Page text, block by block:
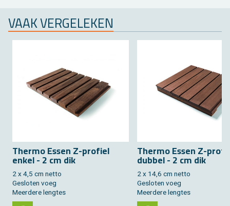
VAAK VER­GE­LE­KEN
Ther­mo Essen Z-pro­fiel
enkel - 2 cm dik
2 x 4,5 cm netto
Ge­slo­ten voeg
Meer­de­re leng­tes
Ther­mo Essen Z-
dub­bel - 2 cm dik
2 x 14,6 cm netto
Ge­slo­ten voeg
Meer­de­re leng­tes